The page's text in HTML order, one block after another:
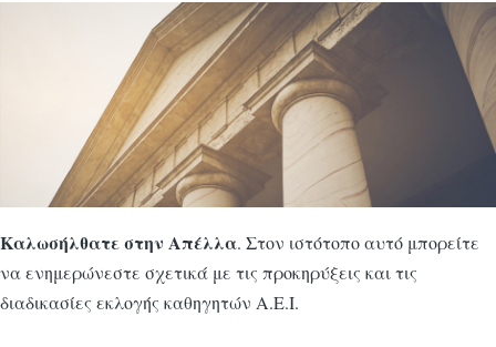
Καλωσήλθατε στην Απέλλα. Στον ιστότοπο αυτό μπορείτε
να ενημερώνεστε σχετικά με τις προκηρύξεις και τις
διαδικασίες εκλογής καθηγητών Α.Ε.Ι.